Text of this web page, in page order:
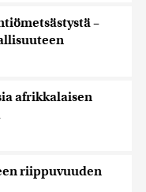
–
afrikkalaisen
riippuvuuden